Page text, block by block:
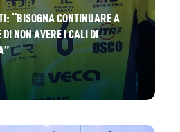
“BISOGNA CONTINUARE A
NON AVERE I CALI DI